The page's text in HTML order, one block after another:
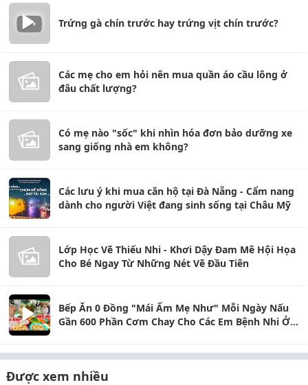
Trứng gà chín trước hay trứng vịt chín trước?
Các mẹ cho em hỏi nên mua quần áo cầu lông ở
đâu chất lượng?
Có mẹ nào "sốc" khi nhìn hóa đơn bảo dưỡng xe
sang giống nhà em không?
Các lưu ý khi mua căn hộ tại Đà Nẵng - Cẩm nang
dành cho người Việt đang sinh sống tại Châu Mỹ
Lớp Học Vẽ Thiếu Nhi - Khơi Dậy Đam Mê Hội Họa
Cho Bé Ngay Từ Những Nét Vẽ Đầu Tiên
Bếp Ăn 0 Đồng "Mái Ấm Mẹ Như" Mỗi Ngày Nấu
Gần 600 Phần Cơm Chay Cho Các Em Bệnh Nhi Ở
Được xem nhiều